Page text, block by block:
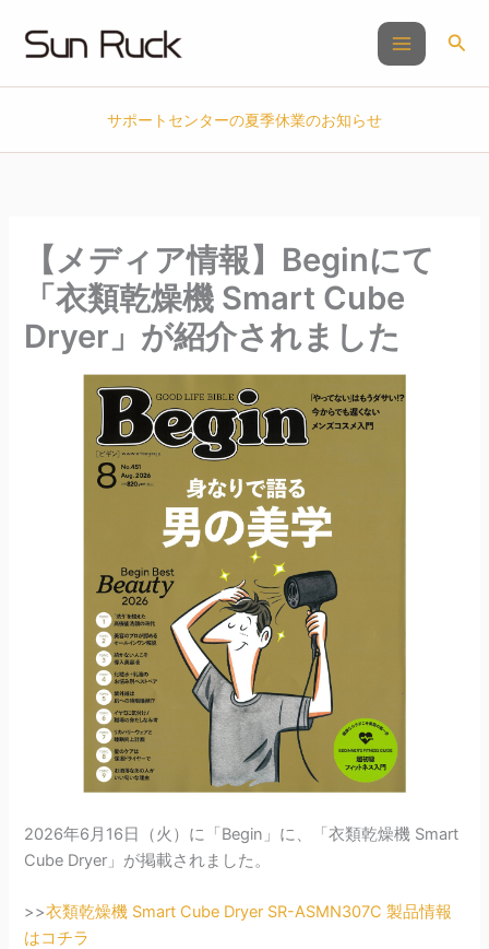
ス
検
サポートセンターの夏季休業のお知らせ
【メディア情報】Beginにて
「衣類乾燥機 Smart Cube
Dryer」が紹介されました
2026年6月16日（火）に「Begin」に、「衣類乾燥機 Smart
Cube Dryer」が掲載されました。
>>衣類乾燥機 Smart Cube Dryer SR-ASMN307C 製品情報
はコチラ